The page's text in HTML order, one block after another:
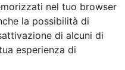
nel tuo browser
la possibilità di
di alcuni di
esperienza di